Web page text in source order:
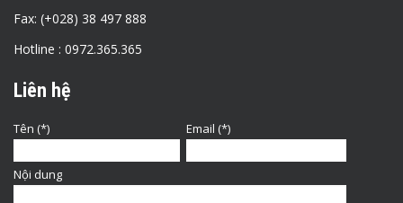
Fax: (+028) 38 497 888
Hotline : 0972.365.365
Liên hệ
Tên (*) Email (*)
Nội dung